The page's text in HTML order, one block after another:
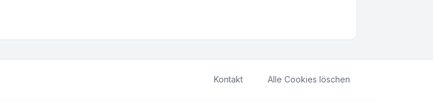
Kontakt Alle Cookies löschen